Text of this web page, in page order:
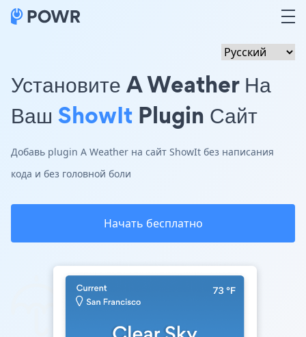
Установите A Weather На
Ваш ShowIt Plugin Сайт
Добавь plugin A Weather на сайт ShowIt без написания
кода и без головной боли
Начать бесплатно